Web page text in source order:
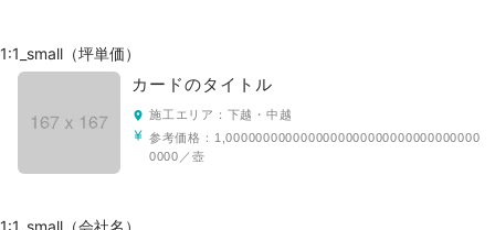
1:1_small（坪単価）
カードのタイトル
施工エリア： 下越・中越
参考価格： 1,0000000000000000000000000000000000
0000／壺
1:1_small（会社名）